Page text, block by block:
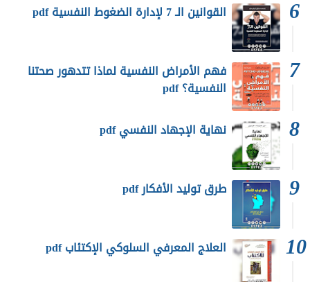
القوانين الـ 7 لإدارة الضغوط النفسية pdf
فهم الأمراض النفسية لماذا تتدهور صحتنا
النفسية؟ pdf
نهاية الإجهاد النفسي pdf
طرق توليد الأفكار pdf
العلاج المعرفي السلوكي الإكتئاب pdf